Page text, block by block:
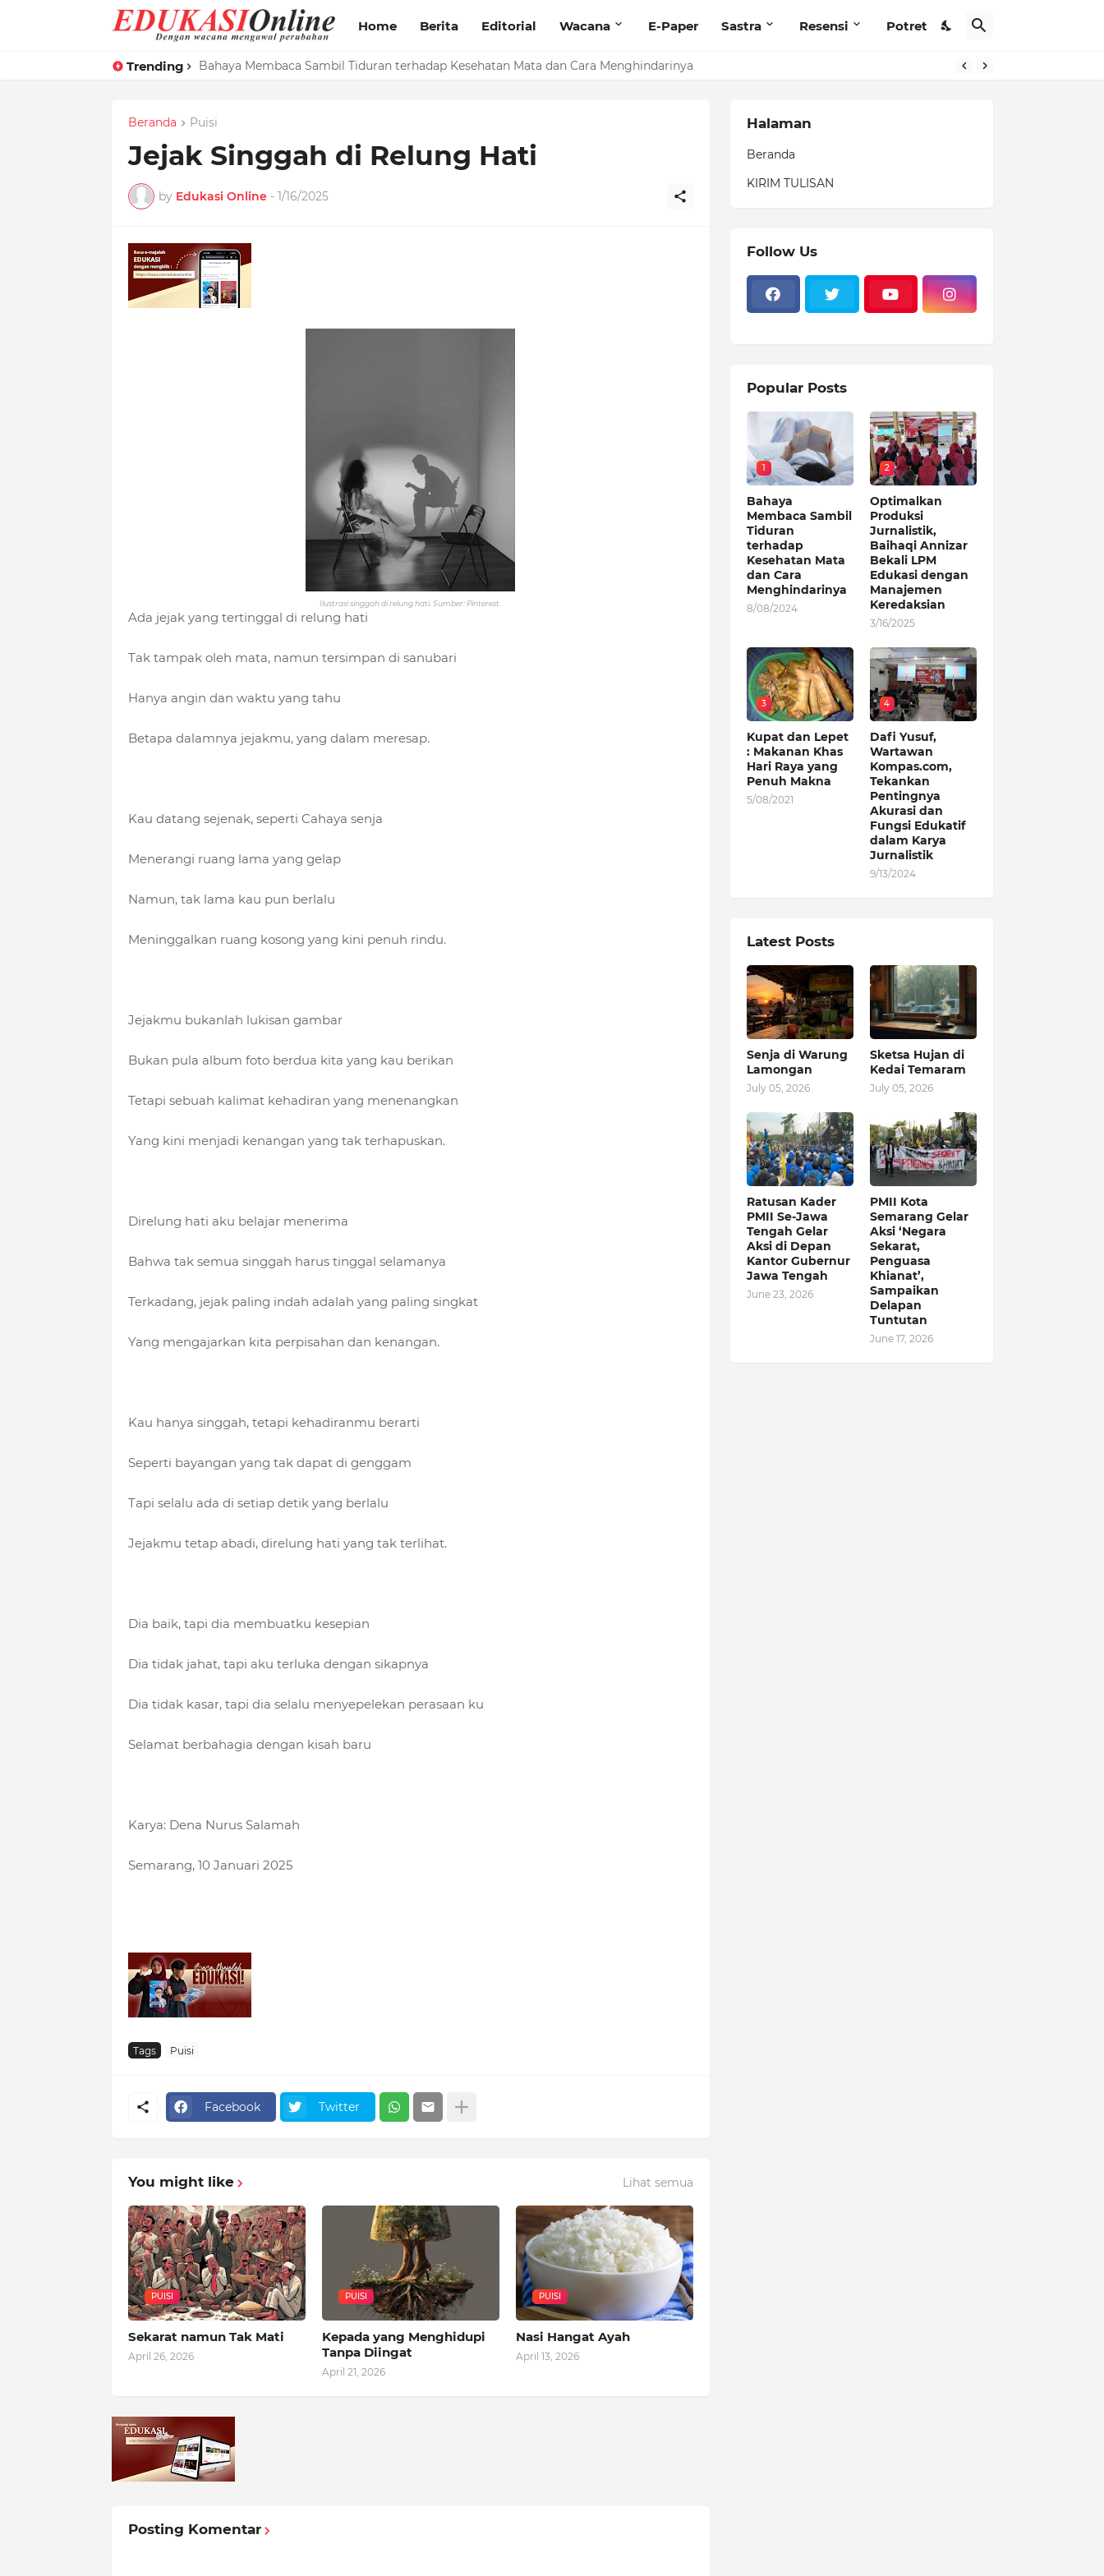
Home Berita Editorial Wacana E-Paper Sastra Resensi Potret
Trending Bahaya Membaca Sambil Tiduran terhadap Kesehatan Mata dan Cara Menghindarinya
HMJ MPI Bekali Mahasiswa Branding Produk dengan Pelatihan Microblog
Beranda Puisi
Jejak Singgah di Relung Hati
by Edukasi Online - 1/16/2025
Ilustrasi singgah di relung hati. Sumber: Pinterest.
Ada jejak yang tertinggal di relung hati
Tak tampak oleh mata, namun tersimpan di sanubari
Hanya angin dan waktu yang tahu
Betapa dalamnya jejakmu, yang dalam meresap.
Kau datang sejenak, seperti Cahaya senja
Menerangi ruang lama yang gelap
Namun, tak lama kau pun berlalu
Meninggalkan ruang kosong yang kini penuh rindu.
Jejakmu bukanlah lukisan gambar
Bukan pula album foto berdua kita yang kau berikan
Tetapi sebuah kalimat kehadiran yang menenangkan
Yang kini menjadi kenangan yang tak terhapuskan.
Direlung hati aku belajar menerima
Bahwa tak semua singgah harus tinggal selamanya
Terkadang, jejak paling indah adalah yang paling singkat
Yang mengajarkan kita perpisahan dan kenangan.
Kau hanya singgah, tetapi kehadiranmu berarti
Seperti bayangan yang tak dapat di genggam
Tapi selalu ada di setiap detik yang berlalu
Jejakmu tetap abadi, direlung hati yang tak terlihat.
Dia baik, tapi dia membuatku kesepian
Dia tidak jahat, tapi aku terluka dengan sikapnya
Dia tidak kasar, tapi dia selalu menyepelekan perasaan ku
Selamat berbahagia dengan kisah baru
Karya: Dena Nurus Salamah
Semarang, 10 Januari 2025
Tags Puisi
Facebook Twitter
You might like Lihat semua
PUISI
Sekarat namun Tak Mati
April 26, 2026
PUISI
Kepada yang Menghidupi
Tanpa Diingat
April 21, 2026
PUISI
Nasi Hangat Ayah
April 13, 2026
Posting Komentar
Halaman
Beranda
KIRIM TULISAN
Follow Us
Popular Posts
1
Bahaya
Membaca Sambil
Tiduran
terhadap
Kesehatan Mata
dan Cara
Menghindarinya
8/08/2024
2
Optimalkan
Produksi
Jurnalistik,
Baihaqi Annizar
Bekali LPM
Edukasi dengan
Manajemen
Keredaksian
3/16/2025
3
Kupat dan Lepet
: Makanan Khas
Hari Raya yang
Penuh Makna
5/08/2021
4
Dafi Yusuf,
Wartawan
Kompas.com,
Tekankan
Pentingnya
Akurasi dan
Fungsi Edukatif
dalam Karya
Jurnalistik
9/13/2024
Latest Posts
Senja di Warung
Lamongan
July 05, 2026
Sketsa Hujan di
Kedai Temaram
July 05, 2026
Ratusan Kader
PMII Se-Jawa
Tengah Gelar
Aksi di Depan
Kantor Gubernur
Jawa Tengah
June 23, 2026
PMII Kota
Semarang Gelar
Aksi ‘Negara
Sekarat,
Penguasa
Khianat’,
Sampaikan
Delapan
Tuntutan
June 17, 2026